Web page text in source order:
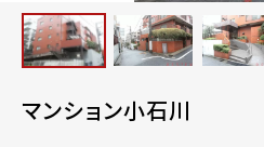
マンション小石川